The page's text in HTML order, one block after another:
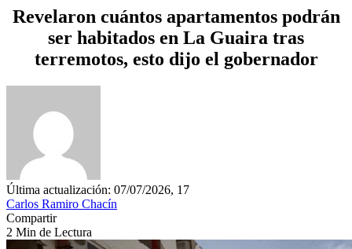
Revelaron cuántos apartamentos podrán
ser habitados en La Guaira tras
terremotos, esto dijo el gobernador
Última actualización: 07/07/2026, 17
Carlos Ramiro Chacín
Compartir
2 Min de Lectura